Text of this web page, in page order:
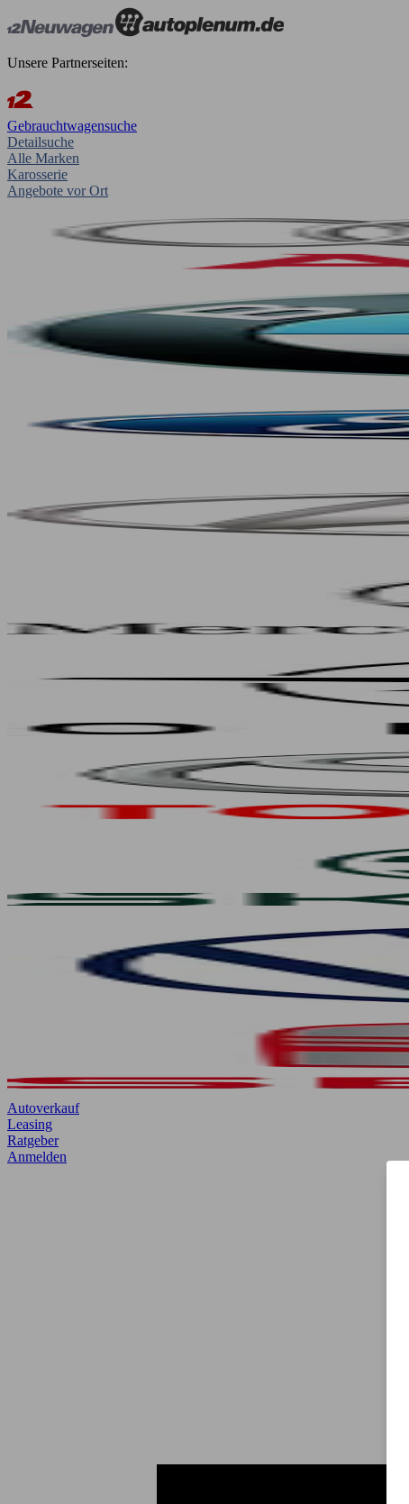
Unsere Partnerseiten:
Gebrauchtwagensuche
Detailsuche
Alle Marken
Karosserie
Angebote vor Ort
Autoverkauf
Leasing
Ratgeber
Anmelden